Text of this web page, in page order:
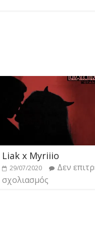
Liak x Myriiio
29/07/2020
Δεν
σχολιασμός